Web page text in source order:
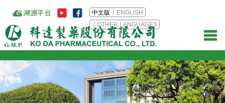
中文版
ENGLISH
OTHER LANGUAGES